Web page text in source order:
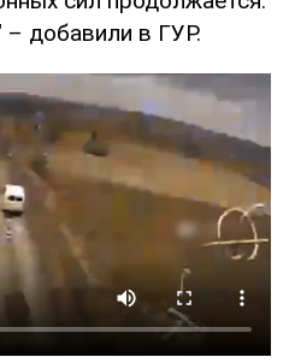
добавили в ГУР.